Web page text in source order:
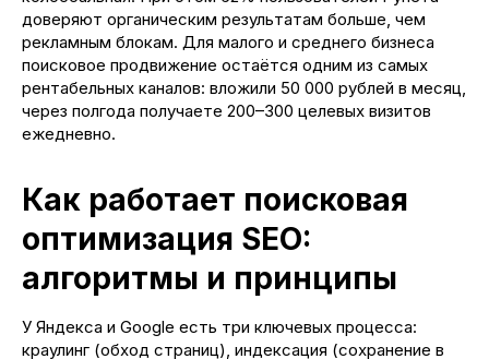
доверяют органическим результатам больше, чем
рекламным блокам. Для малого и среднего бизнеса
поисковое продвижение остаётся одним из самых
рентабельных каналов: вложили 50 000 рублей в месяц,
через полгода получаете 200–300 целевых визитов
ежедневно.
Как работает поисковая
оптимизация SEO:
алгоритмы и принципы
У Яндекса и Google есть три ключевых процесса:
краулинг (обход страниц), индексация (сохранение в